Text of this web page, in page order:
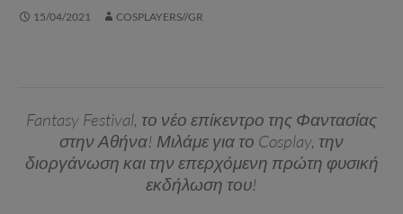
15/04/2021 COSPLAYERS//GR
Fantasy Festival, το νέο επίκεντρο της Φαντασίας
στην Αθήνα! Μιλάμε για το Cosplay, την
διοργάνωση και την επερχόμενη πρώτη φυσική
εκδήλωση του!